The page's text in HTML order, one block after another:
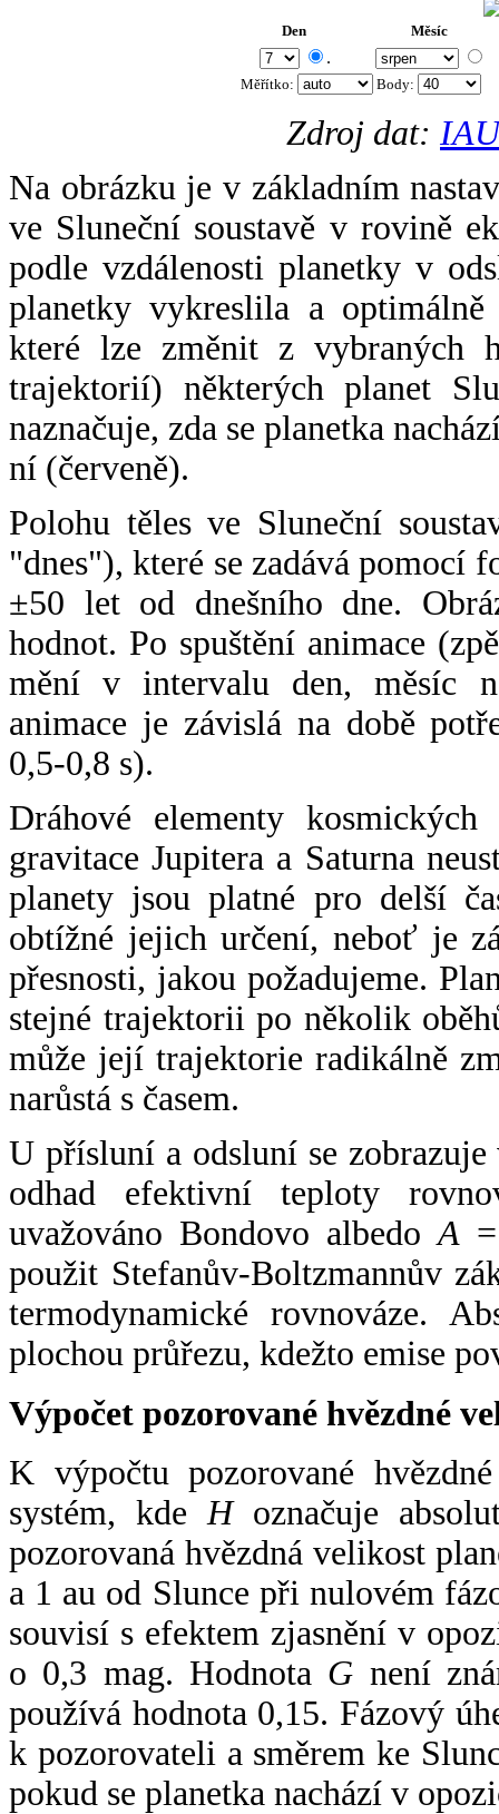
Den Měsíc
.
Měřítko: Body:
Zdroj dat:
Na obrázku je v základním
ve Sluneční soustavě v rovině
podle vzdálenosti planetky v
planetky vykreslila a
které lze změnit z vybraných
trajektorií) některých planet
naznačuje, zda se planetka
ní (červeně).
Polohu těles ve Sluneční
"dnes"), které se zadává pomocí
±50 let od dnešního dne.
hodnot. Po spuštění animace
mění v intervalu den, měsíc
animace je závislá na době
0,5-0,8 s).
Dráhové elementy
gravitace Jupitera a Saturna
planety jsou platné pro delší
obtížné jejich určení, neboť je
přesnosti, jakou požadujeme.
stejné trajektorii po několik
může její trajektorie radikálně
narůstá s časem.
U přísluní a odsluní se
odhad efektivní teploty
uvažováno Bondovo albedoA
použit Stefanův-Boltzmannův
termodynamické rovnováze.
plochou průřezu, kdežto emise
Výpočet pozorované hvězdné
K výpočtu pozorované
systém, kde Hoznačuje
pozorovaná hvězdná velikost
a 1 au od Slunce při nulovém
souvisí s efektem zjasnění v
o 0,3 mag. Hodnota G není
používá hodnota 0,15. Fázový
k pozorovateli a směrem ke
pokud se planetka nachází v